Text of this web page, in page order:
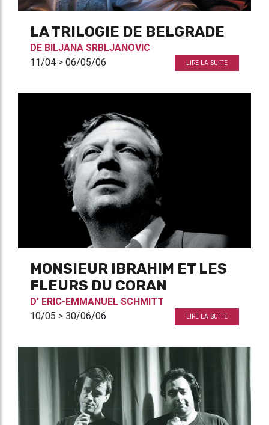
LA TRILOGIE DE BELGRADE
DE BILJANA SRBLJANOVIC
11/04 > 06/05/06
LIRE LA SUITE
MONSIEUR IBRAHIM ET LES
FLEURS DU CORAN
D' ERIC-EMMANUEL SCHMITT
10/05 > 30/06/06
LIRE LA SUITE